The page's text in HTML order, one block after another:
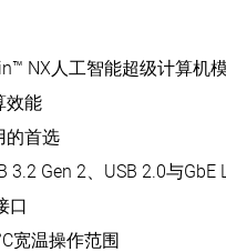
NX人工智能超级计算机
效能
的首选
3.2 Gen 2、USB 2.0与GbE
口
宽温操作范围